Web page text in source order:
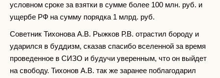
условном сроке за взятки в сумме более 100 млн. руб. и
ущербе РФ на сумму порядка 1 млрд. руб.
Советник Тихонова А.В. Рыжков Р.В. отрастил бороду и
ударился в буддизм, сказав спасибо вселенной за время
проведенное в СИЗО и будучи уверенным, что он выйдет
на свободу. Тихонов А.В. так же заранее поблагодарил